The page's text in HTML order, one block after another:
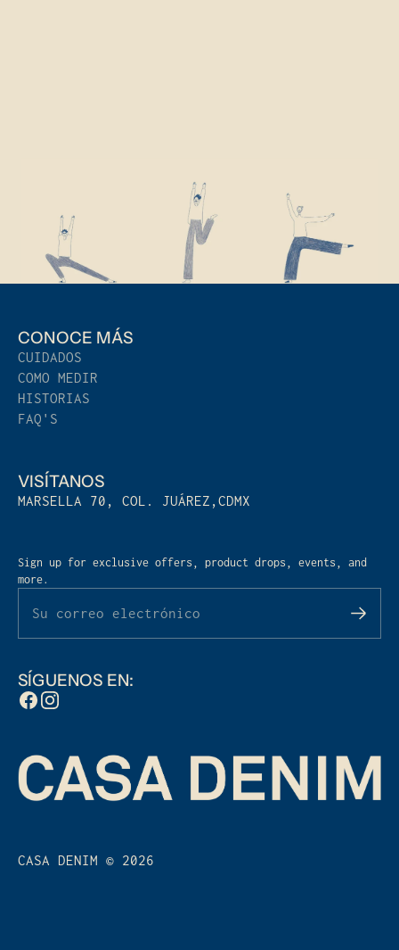
CONOCE MÁS
CUIDADOS
COMO MEDIR
HISTORIAS
FAQ'S
VISÍTANOS
MARSELLA 70, COL. JUÁREZ,CDMX
Sign up for exclusive offers, product drops, events, and
more.
Su correo electrónico
SÍGUENOS EN:
CASA DENIM © 2026